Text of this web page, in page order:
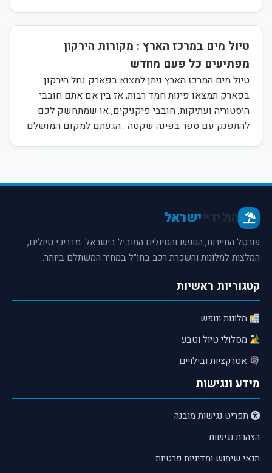
טיול מים במרכז הארץ : מקורות הירקון
מפתיעים כל פעם מחדש
טיול מים המרכז הארץ ניתן למצוא בפארק נחל הירקון.
בפארק תמצאו פינות חמד רבות, אז בין אם אתם חובבי
היסטוריה ועתיקות, חובבי פיקניקים, או שמתחשק לכם
להתפנק עם ספר בפינה שקטה . הגעתם למקום המושלם.
ישראל
פורטל התיירות, הנופש והטיולים המוביל בישראל. מדריכי טיולים,
המלצות למלונות והשכרת רכב בחו"ל במחיר המשתלם ביותר.
קטגוריות ראשיות
מלונות ונופש
מסלולי טיול וטבע
אטרקציות ובילויים
מידע ונגישות
תפריט נגישות מובנה
הצהרת נגישות
תנאי שימוש ומדיניות פרטיות